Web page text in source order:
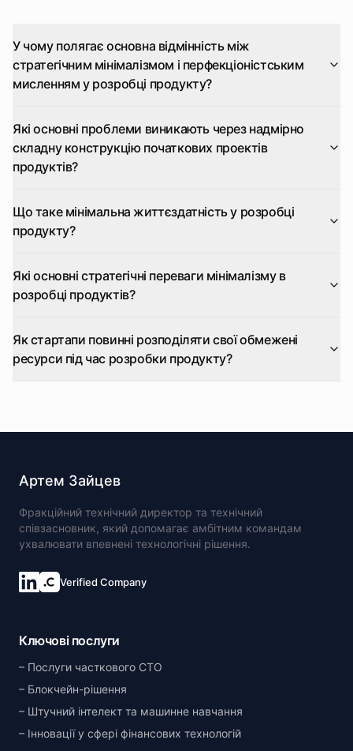
У чому полягає основна відмінність між
стратегічним мінімалізмом і перфекціоністським
мисленням у розробці продукту?
Які основні проблеми виникають через надмірно
складну конструкцію початкових проектів
продуктів?
Що таке мінімальна життєздатність у розробці
продукту?
Які основні стратегічні переваги мінімалізму в
розробці продуктів?
Як стартапи повинні розподіляти свої обмежені
ресурси під час розробки продукту?
Артем Зайцев
Фракційний технічний директор та технічний
співзасновник, який допомагає амбітним командам
ухвалювати впевнені технологічні рішення.
Verified Company
Ключові послуги
Послуги часткового CTO
Блокчейн-рішення
Штучний інтелект та машинне навчання
Інновації у сфері фінансових технологій